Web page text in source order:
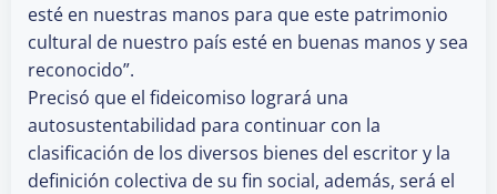
esté en nuestras manos para que este patrimonio
cultural de nuestro país esté en buenas manos y sea
reconocido”.
Precisó que el fideicomiso logrará una
autosustentabilidad para continuar con la
clasificación de los diversos bienes del escritor y la
definición colectiva de su fin social, además, será el